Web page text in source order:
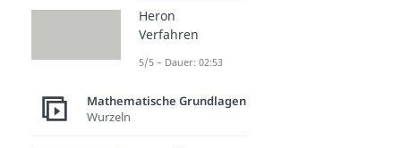
Heron
Verfahren
5/5 – Dauer: 02:53
Mathematische Grundlagen
Wurzeln